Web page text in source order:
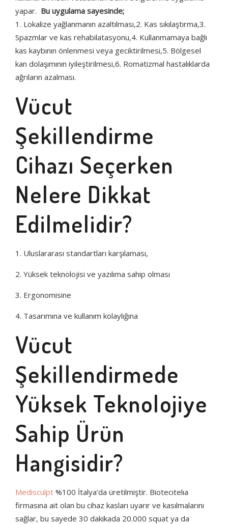
XLASE PICO Q-SWITCH
XLASE SPL ND:YAG
XLASE ER:YAG
XLASE ALEX PRO
SUPREME BBL
SUPREME DIODE
COAXMED
COAXMED ONE
CİLT SİSTEMLERİ
GENTLO (SILKRO)
PICOHI
AQUA STAR
BLOG
yapar. Bu uygulama sayesinde;
1. Lokalize yağlanmanın azaltılması,2. Kas sıkılaştırma,3.
Spazmlar ve kas rehabilatasyonu,4. Kullanmamaya bağlı
kas kaybının önlenmesi veya geciktirilmesi,5. Bölgesel
kan dolaşımının iyileştirilmesi,6. Romatizmal hastalıklarda
ağrıların azalması.
Vücut
Şekillendirme
Cihazı Seçerken
Nelere Dikkat
Edilmelidir?
1. Uluslararası standartları karşılaması,
2. Yüksek teknolojisi ve yazılıma sahip olması
3. Ergonomisine
4. Tasarımına ve kullanım kolaylığına
Vücut
Şekillendirmede
Yüksek Teknolojiye
Sahip Ürün
Hangisidir?
Medisculpt %100 İtalya’da üretilmiştir. Biotecıtelıa
firmasına ait olan bu cihaz kasları uyarır ve kasılmalarını
sağlar, bu sayede 30 dakikada 20.000 squat ya da